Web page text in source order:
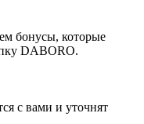
бонусы, которые
DABORO.
с вами и уточнят